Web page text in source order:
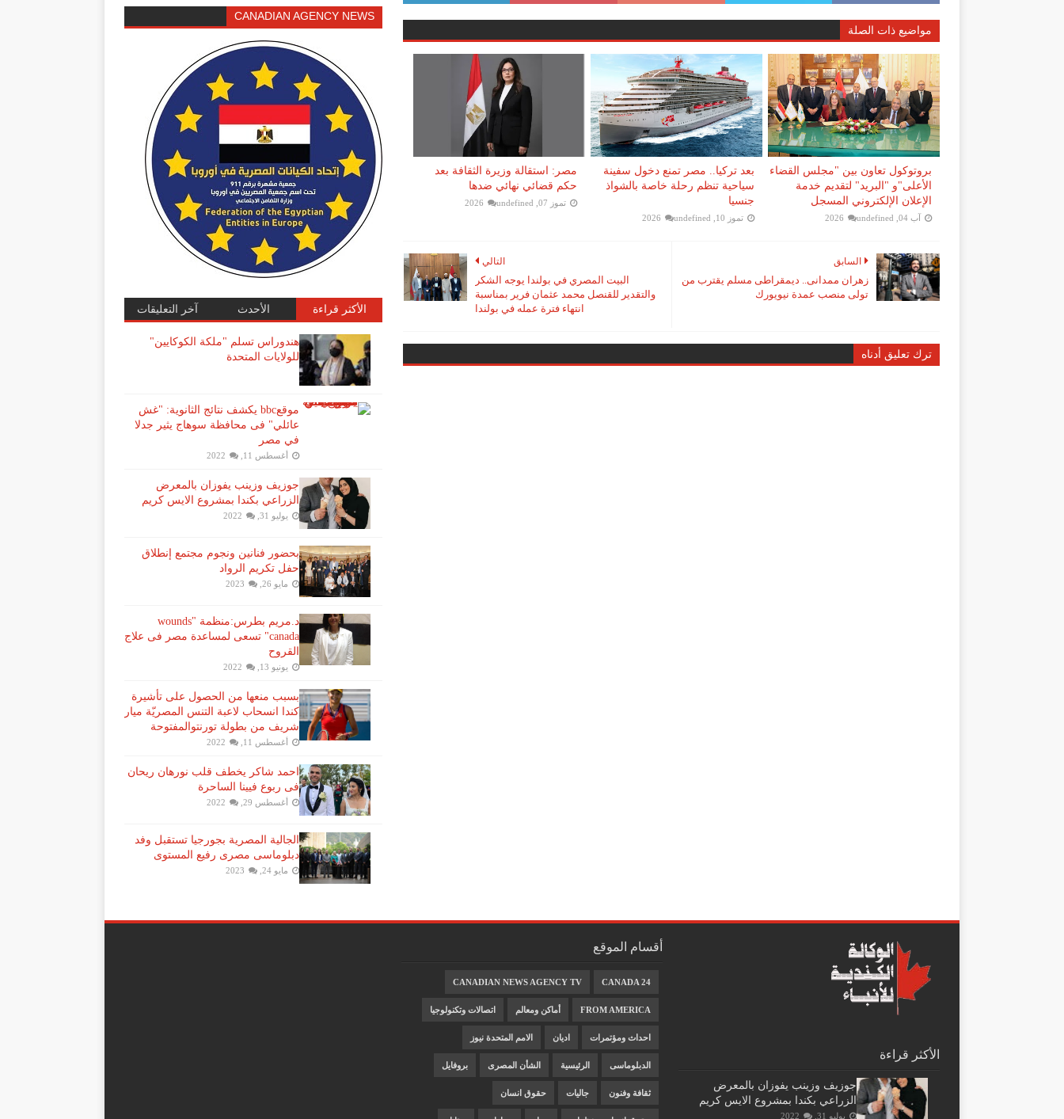
مواضيع ذات الصلة
بروتوكول تعاون بين "مجلس القضاء
الأعلى"و "البريد" لتقديم خدمة
الإعلان الإلكتروني المسجل
آب 04, 2026 undefined
بعد تركيا.. مصر تمنع دخول سفينة
سياحية تنظم رحلة خاصة بالشواذ
جنسيا
تموز 10, 2026 undefined
مصر: استقالة وزيرة الثقافة بعد
حكم قضائي نهائي ضدها
تموز 07, 2026 undefined
التالي
البيت المصري في بولندا يوجه الشكر
والتقدير للقنصل محمد عثمان فرير بمناسبة
انتهاء فترة عمله في بولندا
السابق
زهران ممدانى.. ديمقراطى مسلم يقترب من
تولى منصب عمدة نيويورك
ترك تعليق أدناه
CANADIAN AGENCY NEWS
الأكثر قراءة الأحدث آخر التعليقات
هندوراس تسلم "ملكة الكوكايين"
للولايات المتحدة
موقعbbc يكشف نتائج الثانوية: "غش
عائلي" فى محافظة سوهاج يثير جدلا
في مصر
أغسطس 11, 2022
جوزيف وزينب يفوزان بالمعرض
الزراعي بكندا بمشروع الايس كريم
يوليو 31, 2022
بحضور فنانين ونجوم مجتمع إنطلاق
حفل تكريم الرواد
مايو 26, 2023
د.مريم بطرس:منظمة "wounds
canada" تسعى لمساعدة مصر فى علاج
القروح
يونيو 13, 2022
بسبب منعها من الحصول على تأشيرة
كندا انسحاب لاعبة ​التنس​ المصريّة ​ميار
شريف​ من بطولة ​تورنتو​المفتوحة
أغسطس 11, 2022
احمد شاكر يخطف قلب نورهان ريحان
فى ربوع فيينا الساحرة
أغسطس 29, 2022
الجالية المصرية بجورجيا تستقبل وفد
دبلوماسى مصرى رفيع المستوى
مايو 24, 2023
الأكثر قراءة
جوزيف وزينب يفوزان بالمعرض
الزراعي بكندا بمشروع الايس كريم
يوليو 31, 2022
أقسام الموقع
CANADA 24
CANADIAN NEWS AGENCY TV
FROM AMERICA أماكن ومعالم اتصالات وتكنولوجيا
احداث ومؤتمرات اديان الامم المتحدة نيوز
الدبلوماسى الرئيسية الشأن المصرى بروفايل
ثقافة وفنون جاليات حقوق انسان